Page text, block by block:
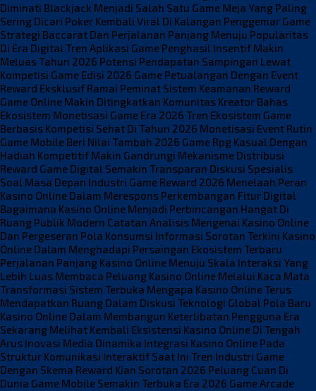
Diminati Blackjack Menjadi Salah Satu Game Meja Yang Paling
Sering Dicari Poker Kembali Viral Di Kalangan Penggemar Game
Strategi Baccarat Dan Perjalanan Panjang Menuju Popularitas
Di Era Digital Tren Aplikasi Game Penghasil Insentif Makin
Meluas Tahun 2026 Potensi Pendapatan Sampingan Lewat
Kompetisi Game Edisi 2026 Game Petualangan Dengan Event
Reward Eksklusif Ramai Peminat Sistem Keamanan Reward
Game Online Makin Ditingkatkan Komunitas Kreator Bahas
Ekosistem Monetisasi Game Era 2026 Tren Ekosistem Game
Berbasis Kompetisi Sehat Di Tahun 2026 Monetisasi Event Rutin
Game Mobile Beri Nilai Tambah 2026 Game Rpg Kasual Dengan
Hadiah Kompetitif Makin Gandrungi Mekanisme Distribusi
Reward Game Digital Semakin Transparan Diskusi Spesialis
Soal Masa Depan Industri Game Reward 2026 Menelaah Peran
Kasino Online Dalam Merespons Perkembangan Fitur Digital
Bagaimana Kasino Online Menjadi Perbincangan Hangat Di
Ruang Publik Modern Catatan Analisis Mengenai Kasino Online
Dan Pergeseran Pola Konsumsi Informasi Sorotan Terkini Kasino
Online Dalam Menghadapi Persaingan Ekosistem Terbaru
Perjalanan Panjang Kasino Online Menuju Skala Interaksi Yang
Lebih Luas Membaca Peluang Kasino Online Melalui Kaca Mata
Transformasi Sistem Terbuka Mengapa Kasino Online Terus
Mendapatkan Ruang Dalam Diskusi Teknologi Global Pola Baru
Kasino Online Dalam Membangun Keterlibatan Pengguna Era
Sekarang Melihat Kembali Eksistensi Kasino Online Di Tengah
Arus Inovasi Media Dinamika Integrasi Kasino Online Pada
Struktur Komunikasi Interaktif Saat Ini Tren Industri Game
Dengan Skema Reward Kian Sorotan 2026 Peluang Cuan Di
Dunia Game Mobile Semakin Terbuka Era 2026 Game Arcade